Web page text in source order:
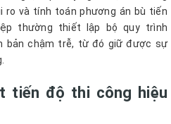
ro và tính toán phương án bù tiến
thường thiết lập bộ quy trình
bản chậm trễ, từ đó giữ được sự
tiến độ thi công hiệu